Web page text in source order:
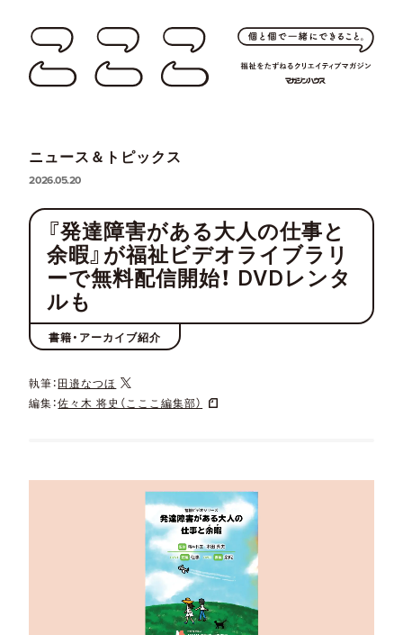
ニュース＆トピックス
2026.05.20
『発達障害がある大人の仕事と
余暇』が福祉ビデオライブラリ
ーで無料配信開始！ DVDレンタ
ルも
書籍・アーカイブ紹介
執筆： 田邉なつほ
編集：佐々木 将史（こここ編集部）